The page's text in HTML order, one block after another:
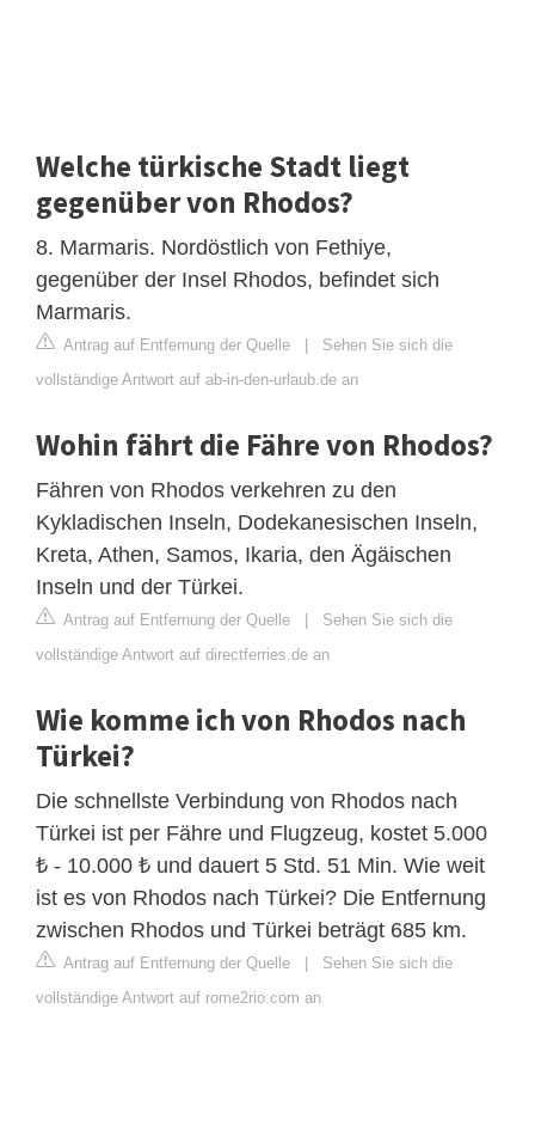
Welche türkische Stadt liegt
gegenüber von Rhodos?
8. Marmaris. Nordöstlich von Fethiye,
gegenüber der Insel Rhodos, befindet sich
Marmaris.
Antrag auf Entfernung der Quelle | Sehen Sie sich die
vollständige Antwort auf ab-in-den-urlaub.de an
Wohin fährt die Fähre von Rhodos?
Fähren von Rhodos verkehren zu den
Kykladischen Inseln, Dodekanesischen Inseln,
Kreta, Athen, Samos, Ikaria, den Ägäischen
Inseln und der Türkei.
Antrag auf Entfernung der Quelle | Sehen Sie sich die
vollständige Antwort auf directferries.de an
Wie komme ich von Rhodos nach
Türkei?
Die schnellste Verbindung von Rhodos nach
Türkei ist per Fähre und Flugzeug, kostet 5.000
₺ - 10.000 ₺ und dauert 5 Std. 51 Min. Wie weit
ist es von Rhodos nach Türkei? Die Entfernung
zwischen Rhodos und Türkei beträgt 685 km.
Antrag auf Entfernung der Quelle | Sehen Sie sich die
vollständige Antwort auf rome2rio.com an